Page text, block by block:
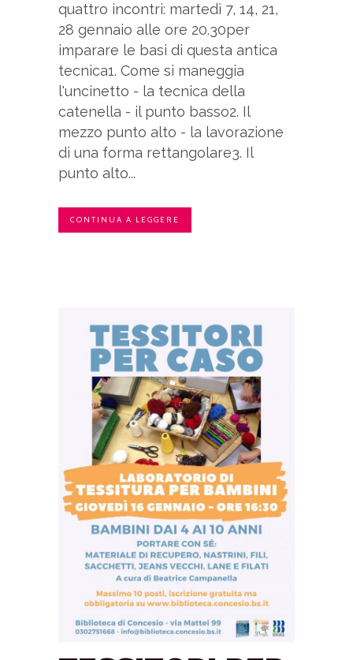
quattro incontri: martedì 7, 14, 21,
28 gennaio alle ore 20.30per
imparare le basi di questa antica
tecnica1. Come si maneggia
l'uncinetto - la tecnica della
catenella - il punto basso2. Il
mezzo punto alto - la lavorazione
di una forma rettangolare3. Il
punto alto...
CONTINUA A LEGGERE